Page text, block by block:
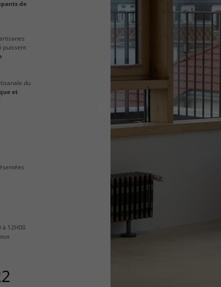
de
puissent
du
et
à 12H00